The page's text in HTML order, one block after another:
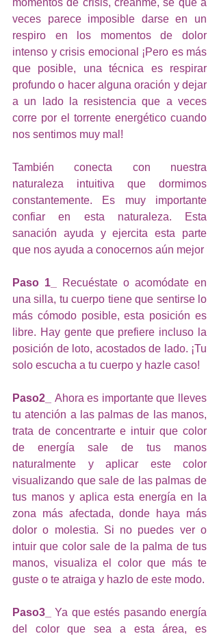
momentos de crisis, créanme, sé que a
veces parece imposible darse en un
respiro en los momentos de dolor
intenso y crisis emocional ¡Pero es más
que posible, una técnica es respirar
profundo o hacer alguna oración y dejar
a un lado la resistencia que a veces
corre por el torrente energético cuando
nos sentimos muy mal!
También conecta con nuestra
naturaleza intuitiva que dormimos
constantemente. Es muy importante
confiar en esta naturaleza. Esta
sanación ayuda y ejercita esta parte
que nos ayuda a conocernos aún mejor
Paso 1_
Recuéstate o acomódate en
una silla, tu cuerpo tiene que sentirse lo
más cómodo posible, esta posición es
libre. Hay gente que prefiere incluso la
posición de loto, acostados de lado. ¡Tu
solo escucha a tu cuerpo y hazle caso!
Paso2_ Ahora es importante que lleves
tu atención a las palmas de las manos,
trata de concentrarte e intuir que color
de energía sale de tus manos
naturalmente y aplicar este color
visualizando que sale de las palmas de
tus manos y aplica esta energía en la
zona más afectada, donde haya más
dolor o molestia. Si no puedes ver o
intuir que color sale de la palma de tus
manos, visualiza el color que más te
guste o te atraiga y hazlo de este modo.
Paso3_
Ya que estés pasando energía
del color que sea a esta área, es